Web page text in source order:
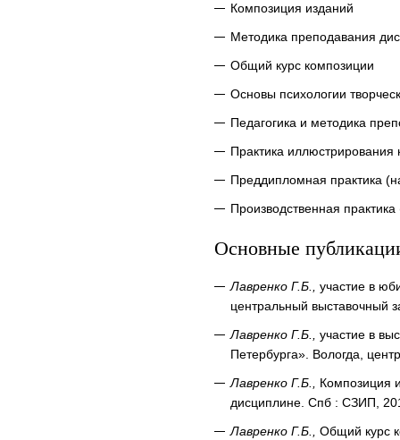
Композиция изданий
Методика преподавания
Общий курс композиции
Основы психологии
Педагогика и методика
Практика иллюстрирования
Преддипломная практика
Производственная
Основные
Лавренко Г.Б., участие в
центральный выставочный
Лавренко Г.Б., участие в
Петербурга». Вологда,
Лавренко Г.Б., Композиция
дисциплине. Спб : СЗИП,
Лавренко Г.Б., Общий курс